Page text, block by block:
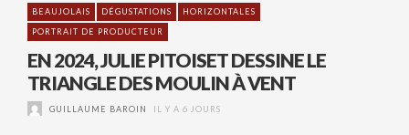
BEAUJOLAIS DÉGUSTATIONS
HORIZONTALES
PORTRAIT DE PRODUCTEUR
EN 2024, JULIE PITOISET DESSINE LE
TRIANGLE DES MOULIN À VENT
GUILLAUME BAROIN IL Y A 6 JOURS